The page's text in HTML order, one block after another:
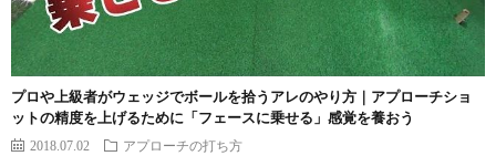
プロや上級者がウェッジでボールを拾うアレのやり方｜アプローチショ
ットの精度を上げるために「フェースに乗せる」感覚を養おう
2018.07.02 アプローチの打ち方